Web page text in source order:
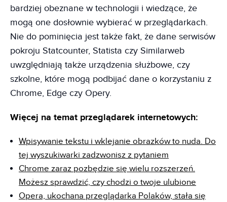
bardziej obeznane w technologii i wiedzące, że
mogą one dosłownie wybierać w przeglądarkach.
Nie do pominięcia jest także fakt, że dane serwisów
pokroju Statcounter, Statista czy Similarweb
uwzględniają także urządzenia służbowe, czy
szkolne, które mogą podbijać dane o korzystaniu z
Chrome, Edge czy Opery.
Więcej na temat przeglądarek internetowych:
Wpisywanie tekstu i wklejanie obrazków to nuda. Do
tej wyszukiwarki zadzwonisz z pytaniem
Chrome zaraz pozbędzie się wielu rozszerzeń.
Możesz sprawdzić, czy chodzi o twoje ulubione
Opera, ukochana przeglądarka Polaków, stała się